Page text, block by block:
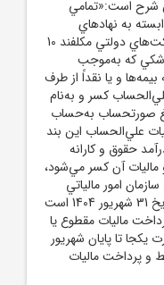
بودجه 1403 به اين شرح است:«تمامي
به نهادهاي
عمومي، نيروهاي مسلح، خيريه‌ها و شرکت‌هاي دولتي مکلفند 10
که به‌موجب
و يا نقداً از طرف
کسر و به‌نام
صورتحساب به‌حساب
علي‌الحساب اين بند
حقوق و کارانه
آن کسر مي‌شود،
امور مالياتي
مهلت پرداخت ماليات تعيين شده تا تاريخ 31 شهريور 1404 است
ماليات مقطوع يا
يکجا تا پايان شهريور
و پرداخت ماليات